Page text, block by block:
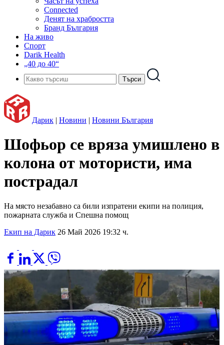
Connected
Денят на храбростта
Бранд България
На живо
Спорт
Darik Health
„40 до 40“
Дарик | Новини | Новини България
Шофьор се вряза умишлено в
колона от мотористи, има
пострадал
На място незабавно са били изпратени екипи на полиция,
пожарната служба и Спешна помощ
Екип на Дарик 26 Май 2026 19:32 ч.